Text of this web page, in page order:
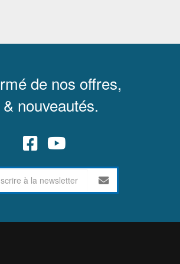
de nos offres,
nouveautés.